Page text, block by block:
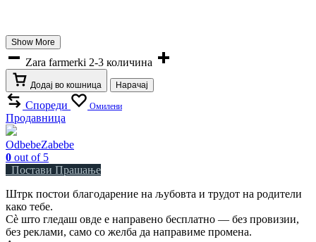
Show More
Zara farmerki 2-3 количина
Додај во кошница Нарачај
Спореди Омилени
Продавница
OdbebeZabebe
0 out of 5
Постави Прашање
Штрк постои благодарение на љубовта и трудот на родители
како тебе.
Сè што гледаш овде е направено бесплатно — без провизии,
без реклами, само со желба да направиме промена.